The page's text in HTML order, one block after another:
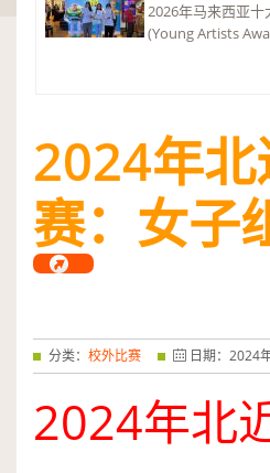
——特优奖...阅读全文
2026年马来西亚十
(Young Artists
2024年
赛：女子
分类： 校外比赛 日期： 2024
2024年北